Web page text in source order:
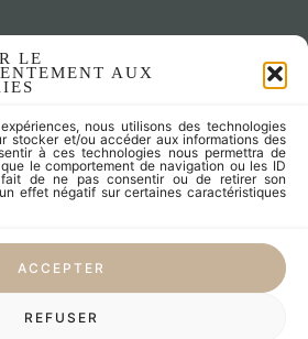
LE
AUX
nous utilisons des technologies
stocker et/ou accéder aux informations des
à ces technologies nous permettra de
le comportement de navigation ou les ID
de ne pas consentir ou de retirer son
effet négatif sur certaines caractéristiques
ACCEPTER
REFUSER